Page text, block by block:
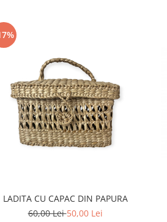
LADITA CU CAPAC DIN PAPURA
60,00 Lei50,00 Lei